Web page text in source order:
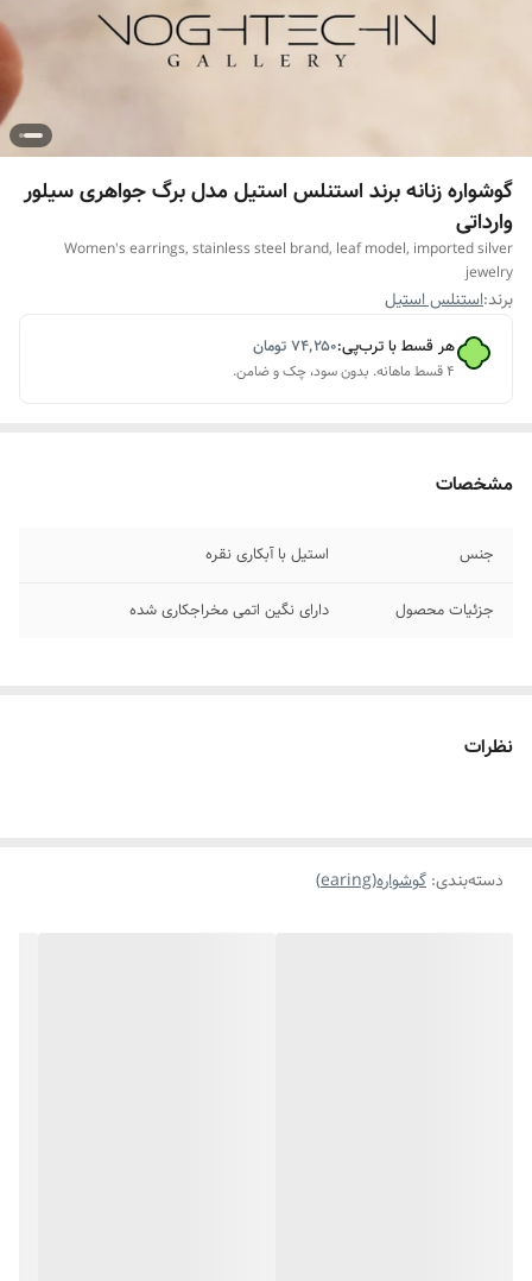
گوشواره زنانه برند استنلس استیل مدل برگ جواهری سیلور
وارداتی
Women's earrings, stainless steel brand, leaf model, imported silver
jewelry
برند:استنلس استیل
هر قسط با ترب‌پی:۷۴٬۲۵۰تومان
۴ قسط ماهانه. بدون سود، چک و ضامن.
مشخصات
جنس استیل با آبکاری نقره
جزئیات محصول دارای نگین اتمی مخراجکاری شده
نظرات
دسته‌بندی: گوشواره(earing)